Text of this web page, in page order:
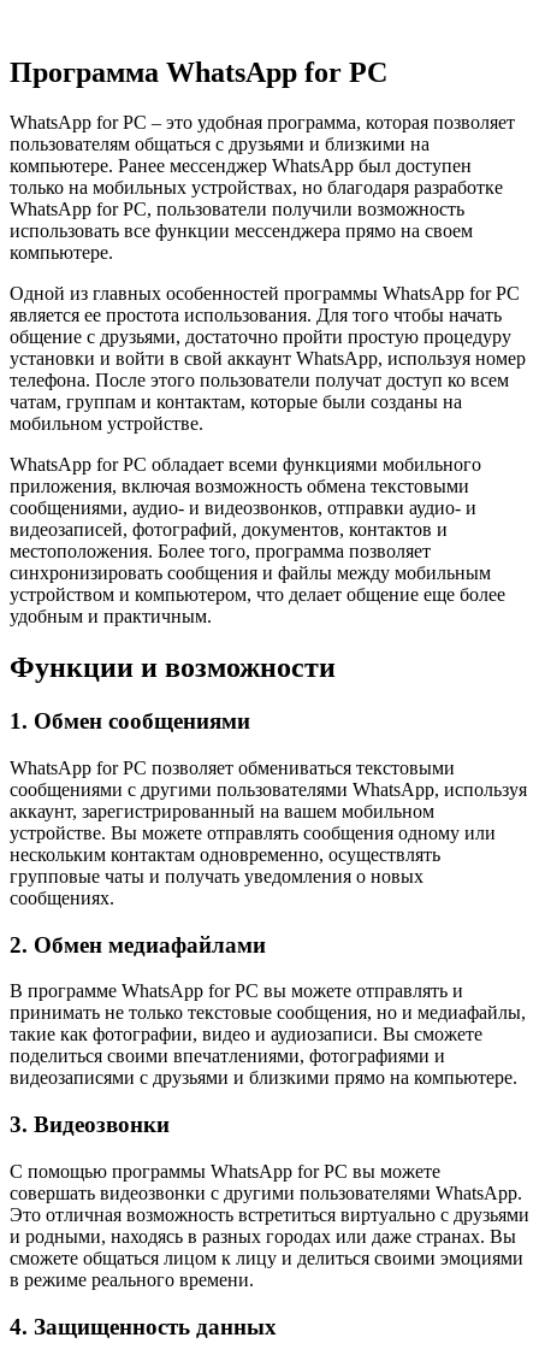
Программа WhatsApp for PC
WhatsApp for PC – это удобная программа, которая позволяет
пользователям общаться с друзьями и близкими на
компьютере. Ранее мессенджер WhatsApp был доступен
только на мобильных устройствах, но благодаря разработке
WhatsApp for PC, пользователи получили возможность
использовать все функции мессенджера прямо на своем
компьютере.
Одной из главных особенностей программы WhatsApp for PC
является ее простота использования. Для того чтобы начать
общение с друзьями, достаточно пройти простую процедуру
установки и войти в свой аккаунт WhatsApp, используя номер
телефона. После этого пользователи получат доступ ко всем
чатам, группам и контактам, которые были созданы на
мобильном устройстве.
WhatsApp for PC обладает всеми функциями мобильного
приложения, включая возможность обмена текстовыми
сообщениями, аудио- и видеозвонков, отправки аудио- и
видеозаписей, фотографий, документов, контактов и
местоположения. Более того, программа позволяет
синхронизировать сообщения и файлы между мобильным
устройством и компьютером, что делает общение еще более
удобным и практичным.
Функции и возможности
1. Обмен сообщениями
WhatsApp for PC позволяет обмениваться текстовыми
сообщениями с другими пользователями WhatsApp, используя
аккаунт, зарегистрированный на вашем мобильном
устройстве. Вы можете отправлять сообщения одному или
нескольким контактам одновременно, осуществлять
групповые чаты и получать уведомления о новых
сообщениях.
2. Обмен медиафайлами
В программе WhatsApp for PC вы можете отправлять и
принимать не только текстовые сообщения, но и медиафайлы,
такие как фотографии, видео и аудиозаписи. Вы сможете
поделиться своими впечатлениями, фотографиями и
видеозаписями с друзьями и близкими прямо на компьютере.
3. Видеозвонки
С помощью программы WhatsApp for PC вы можете
совершать видеозвонки с другими пользователями WhatsApp.
Это отличная возможность встретиться виртуально с друзьями
и родными, находясь в разных городах или даже странах. Вы
сможете общаться лицом к лицу и делиться своими эмоциями
в режиме реального времени.
4. Защищенность данных